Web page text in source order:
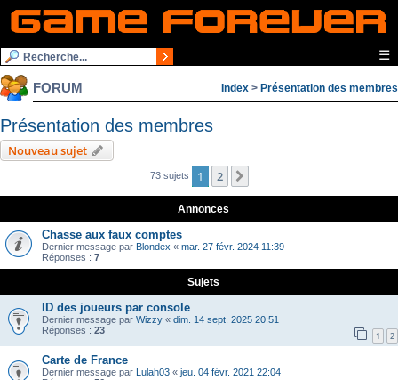
☰
FORUM Index > Présentation des membres
Présentation des membres
Nouveau sujet
73 sujets 1 2
Annonces
Chasse aux faux comptes
Dernier message par Blondex « mar. 27 févr. 2024 11:39
Réponses : 7
Sujets
ID des joueurs par console
Dernier message par Wizzy « dim. 14 sept. 2025 20:51
Réponses : 23 1 2
Carte de France
Dernier message par Lulah03 « jeu. 04 févr. 2021 22:04